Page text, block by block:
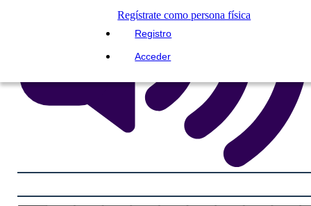
Regístrate como persona física
Registro
Acceder